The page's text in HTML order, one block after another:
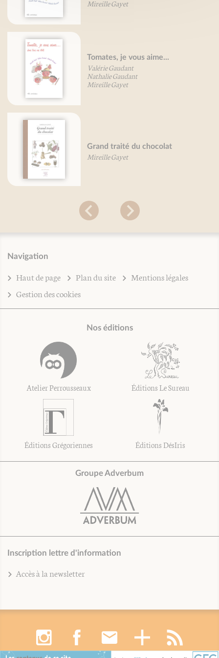
Mireille Gayet
Tomates, je vous aime...
Valérie Gaudant
Nathalie Gaudant
Mireille Gayet
Grand traité du chocolat
Mireille Gayet
Navigation
Haut de page Plan du site
Mentions légales
Gestion des cookies
Nos éditions
Atelier Perrousseaux Éditions Le Sureau
Éditions Grégoriennes Éditions DésIris
Groupe Adverbum
Inscription lettre d'information
Accès à la newsletter